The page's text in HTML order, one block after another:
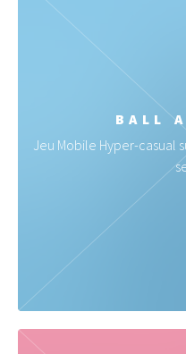
BALL
Jeu Mobile Hyper-casual